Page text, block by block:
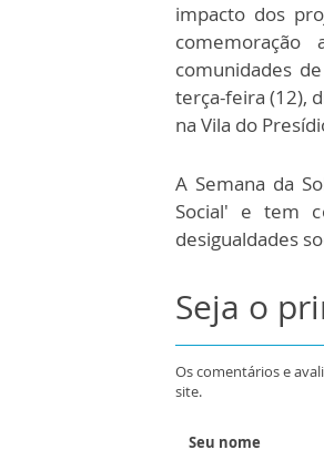
impacto dos
comunidades
terça-feira (12),
na Vila do
A Semana da
Social' e tem
desigualdades
Seja o
Os comentários e
site.
Seu nome